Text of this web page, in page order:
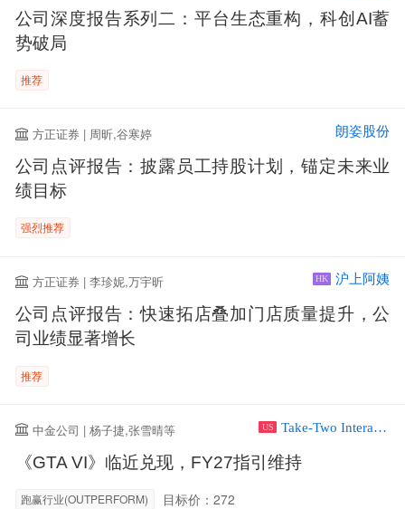
公司深度报告系列二：平台生态重构，科创AI蓄
势破局
推荐
方正证券 | 周昕,谷寒婷 朗姿股份
公司点评报告：披露员工持股计划，锚定未来业
绩目标
强烈推荐
方正证券 | 李珍妮,万宇昕 HK 沪上阿姨
公司点评报告：快速拓店叠加门店质量提升，公
司业绩显著增长
推荐
中金公司 | 杨子捷,张雪晴等 US Take-Two Interactive Software Inc
《GTA VI》临近兑现，FY27指引维持
跑赢行业(OUTPERFORM) 目标价：272